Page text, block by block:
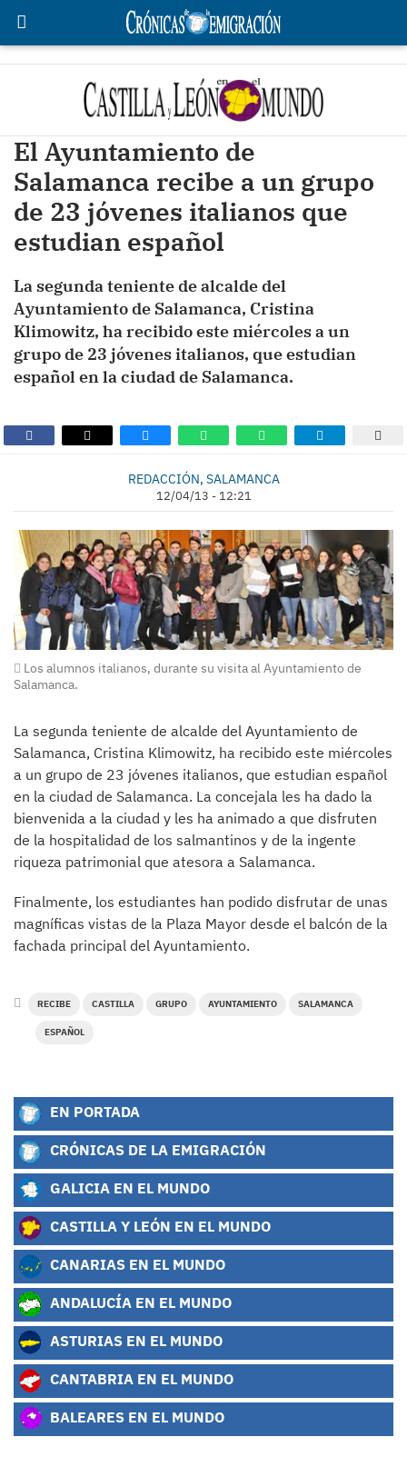
El Ayuntamiento de
Salamanca recibe a un grupo
de 23 jóvenes italianos que
estudian español
La segunda teniente de alcalde del
Ayuntamiento de Salamanca, Cristina
Klimowitz, ha recibido este miércoles a un
grupo de 23 jóvenes italianos, que estudian
español en la ciudad de Salamanca.
REDACCIÓN, SALAMANCA
12/04/13 - 12:21
Los alumnos italianos, durante su visita al Ayuntamiento de
Salamanca.
La segunda teniente de alcalde del Ayuntamiento de
Salamanca, Cristina Klimowitz, ha recibido este miércoles
a un grupo de 23 jóvenes italianos, que estudian español
en la ciudad de Salamanca. La concejala les ha dado la
bienvenida a la ciudad y les ha animado a que disfruten
de la hospitalidad de los salmantinos y de la ingente
riqueza patrimonial que atesora a Salamanca.
Finalmente, los estudiantes han podido disfrutar de unas
magníficas vistas de la Plaza Mayor desde el balcón de la
fachada principal del Ayuntamiento.
RECIBE CASTILLA GRUPO AYUNTAMIENTO SALAMANCA
ESPAÑOL
EN PORTADA
CRÓNICAS DE LA EMIGRACIÓN
GALICIA EN EL MUNDO
CASTILLA Y LEÓN EN EL MUNDO
CANARIAS EN EL MUNDO
ANDALUCÍA EN EL MUNDO
ASTURIAS EN EL MUNDO
CANTABRIA EN EL MUNDO
BALEARES EN EL MUNDO